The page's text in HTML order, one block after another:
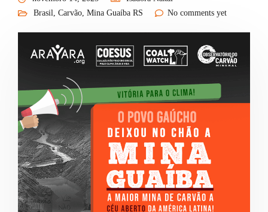
Brasil, Carvão, Mina Guaíba RS No comments yet